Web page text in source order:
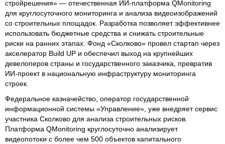
стройрешения» — отечественная ИИ‑платформа QMonitoring
для круглосуточного мониторинга и анализа видеоизображений
со строительных площадок. Разработка позволяет эффективнее
использовать бюджетные средства и снижать строительные
риски на ранних этапах. Фонд «Сколково» провел стартап через
акселератор Build UP и обеспечил выход на крупнейших
девелоперов страны и государственного заказчика, превратив
ИИ-проект в национальную инфраструктуру мониторинга
строек.
Федеральное казначейство, оператор государственной
информационной системы «Управление», уже внедряет сервис
участника Сколково для анализа строительных рисков.
Платформа QMonitoring круглосуточно анализирует
видеопотоки с более чем 500 объектов капитального